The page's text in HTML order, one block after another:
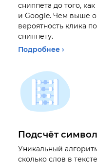
сниппета до того,
и Google. Чем выше
вероятность клика
сниппету.
Подробнее ›
Подсчёт
Уникальный
сколько слов в